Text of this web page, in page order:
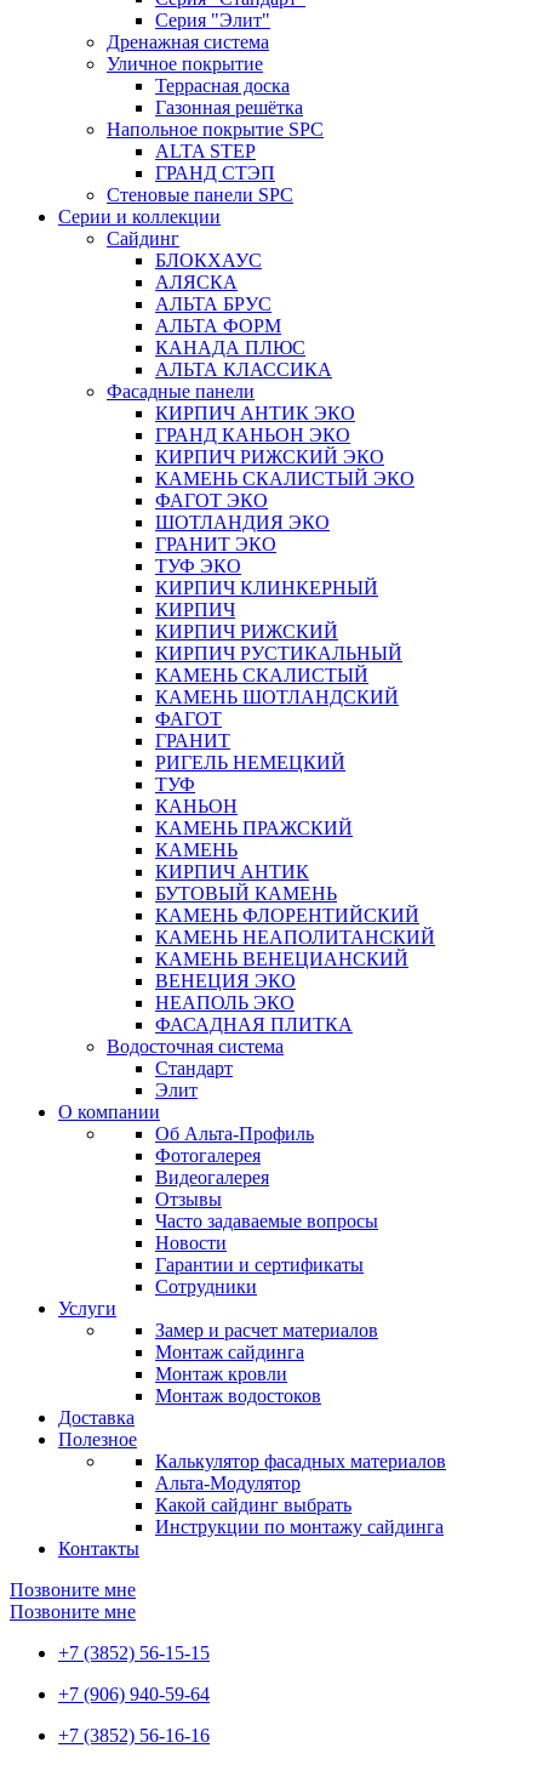
Серия "Элит"
Дренажная система
Уличное покрытие
Террасная доска
Газонная решётка
Напольное покрытие SPC
ALTA STEP
ГРАНД СТЭП
Стеновые панели SPC
Серии и коллекции
Сайдинг
БЛОКХАУС
АЛЯСКА
АЛЬТА БРУС
АЛЬТА ФОРМ
КАНАДА ПЛЮС
АЛЬТА КЛАССИКА
Фасадные панели
КИРПИЧ АНТИК ЭКО
ГРАНД КАНЬОН ЭКО
КИРПИЧ РИЖСКИЙ ЭКО
КАМЕНЬ СКАЛИСТЫЙ ЭКО
ФАГОТ ЭКО
ШОТЛАНДИЯ ЭКО
ГРАНИТ ЭКО
ТУФ ЭКО
КИРПИЧ КЛИНКЕРНЫЙ
КИРПИЧ
КИРПИЧ РИЖСКИЙ
КИРПИЧ РУСТИКАЛЬНЫЙ
КАМЕНЬ СКАЛИСТЫЙ
КАМЕНЬ ШОТЛАНДСКИЙ
ФАГОТ
ГРАНИТ
РИГЕЛЬ НЕМЕЦКИЙ
ТУФ
КАНЬОН
КАМЕНЬ ПРАЖСКИЙ
КАМЕНЬ
КИРПИЧ АНТИК
БУТОВЫЙ КАМЕНЬ
КАМЕНЬ ФЛОРЕНТИЙСКИЙ
КАМЕНЬ НЕАПОЛИТАНСКИЙ
КАМЕНЬ ВЕНЕЦИАНСКИЙ
ВЕНЕЦИЯ ЭКО
НЕАПОЛЬ ЭКО
ФАСАДНАЯ ПЛИТКА
Водосточная система
Стандарт
Элит
О компании
Об Альта-Профиль
Фотогалерея
Видеогалерея
Отзывы
Часто задаваемые вопросы
Новости
Гарантии и сертификаты
Сотрудники
Услуги
Замер и расчет материалов
Монтаж сайдинга
Монтаж кровли
Монтаж водостоков
Доставка
Полезное
Калькулятор фасадных материалов
Альта-Модулятор
Какой сайдинг выбрать
Инструкции по монтажу сайдинга
Контакты
Позвоните мне
Позвоните мне
+7 (3852) 56-15-15
+7 (906) 940-59-64
+7 (3852) 56-16-16